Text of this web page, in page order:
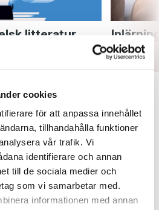
cookies
för att anpassa innehållet
tillhandahålla funktioner
vår trafik. Vi
identifierare och annan
till de sociala medier och
som vi samarbetar med.
informationen med annan
litteratur
ARTIKLAR